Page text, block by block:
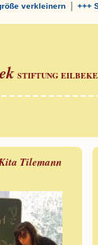
verkleinern | +++
STIFTUNG
Tilemann